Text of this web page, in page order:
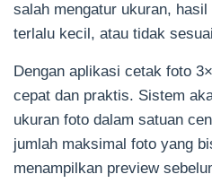
salah mengatur ukuran,
terlalu kecil, atau tidak
Dengan aplikasi cetak foto
cepat dan praktis. Sistem
ukuran foto dalam satuan
jumlah maksimal foto yang
menampilkan preview